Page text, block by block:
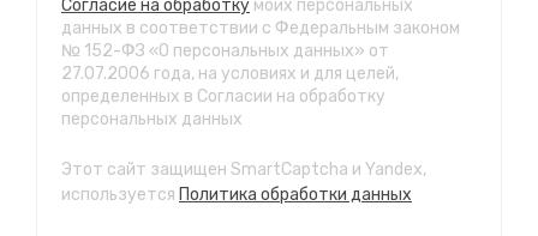
с 7.00 до 23.30, без выходных
СТО "Марата"
ул. Рабочего штаба, 96
с 7.00 до 21.30, без выходных
СТО "Ново-Ленино"
ул. Розы Люксембург, 97
Согласие на обработку моих персональных
данных в соответствии с Федеральным законом
№ 152-ФЗ «О персональных данных» от
27.07.2006 года, на условиях и для целей,
определенных в Согласии на обработку
персональных данных
Этот сайт защищен SmartCaptcha и Yandex,
используется Политика обработки данных